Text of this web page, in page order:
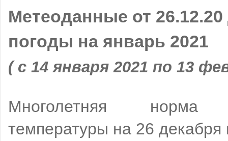
Метеоданные от
погоды на январь 2021
( с 14 января 2021 по 13
Многолетняя норма
температуры на 26 декабря